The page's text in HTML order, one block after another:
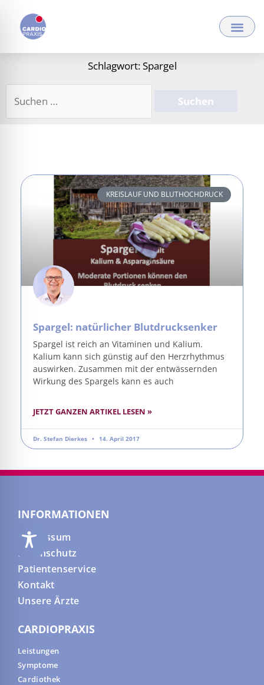
Inhalt
springen
Schlagwort: Spargel
KREISLAUF UND BLUTHOCHDRUCK
Spargel: natürlicher Blutdrucksenker
Spargel ist reich an Vitaminen und Kalium.
Kalium kann sich günstig auf den Herzrhythmus
auswirken. Zusammen mit der entwässernden
Wirkung des Spargels kann es auch
JETZT GANZEN ARTIKEL LESEN »
Dr. Stefan Dierkes 14. April 2017
INFORMATIONEN
Impressum
Datenschutz
Patientenservice
Kontakt
Unsere Ärzte
CARDIOPRAXIS
Leistungen
Symptome
Cardiothek